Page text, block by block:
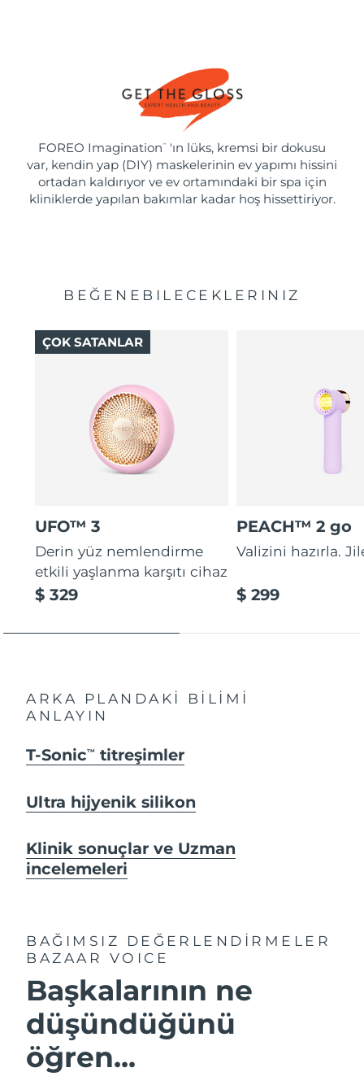
FOREO Imagination ™
'ın lüks, kremsi bir dokusu
var, kendin yap (DIY) maskelerinin ev yapımı hissini
ortadan kaldırıyor ve ev ortamındaki bir spa için
kliniklerde yapılan bakımlar kadar hoş hissettiriyor.
BEĞENEBILECEKLERINIZ
UFO™ 3
Derin yüz nemlendirme
etkili yaşlanma karşıtı cihaz
$ 329
ÇOK SATANLAR
PEACH™ 2 go
Valizini hazırla.
$ 299
ARKA PLANDAKİ BİLİMİ
ANLAYIN
T-SonicTM titreşimler
Ultra hijyenik silikon
Klinik sonuçlar ve Uzman
incelemeleri
BAĞIMSIZ DEĞERLENDİRMELER
BAZAAR VOICE
Başkalarının ne
düşündüğünü
öğren...